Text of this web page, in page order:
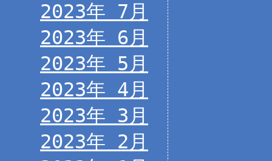
2023年 7月
2023年 6月
2023年 5月
2023年 4月
2023年 3月
2023年 2月